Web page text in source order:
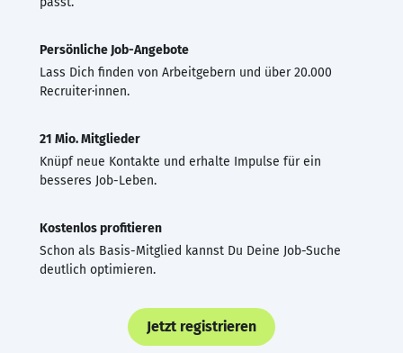
Persönliche Job-Angebote
Lass Dich finden von Arbeitgebern und über 20.000
Recruiter·innen.
21 Mio. Mitglieder
Knüpf neue Kontakte und erhalte Impulse für ein
besseres Job-Leben.
Kostenlos profitieren
Schon als Basis-Mitglied kannst Du Deine Job-Suche
deutlich optimieren.
Jetzt registrieren